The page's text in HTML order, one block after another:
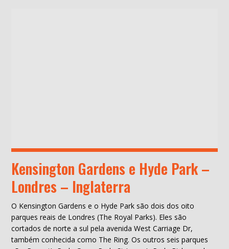
Kensington Gardens e Hyde Park –
Londres – Inglaterra
O Kensington Gardens e o Hyde Park são dois dos oito
parques reais de Londres (The Royal Parks). Eles são
cortados de norte a sul pela avenida West Carriage Dr,
também conhecida como The Ring. Os outros seis parques